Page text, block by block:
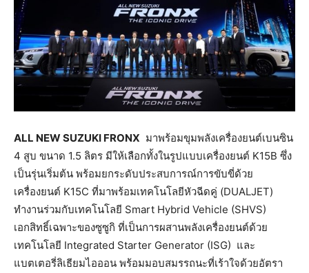
ALL NEW SUZUKI FRONX มาพร้อมขุมพลังเครื่องยนต์เบนซิน
4 สูบ ขนาด 1.5 ลิตร มีให้เลือกทั้งในรูปแบบเครื่องยนต์ K15B ซึ่ง
เป็นรุ่นเริ่มต้น พร้อมยกระดับประสบการณ์การขับขี่ด้วย
เครื่องยนต์ K15C ที่มาพร้อมเทคโนโลยีหัวฉีดคู่ (DUALJET)
ทำงานร่วมกับเทคโนโลยี Smart Hybrid Vehicle (SHVS)
เอกสิทธิ์เฉพาะของซูซูกิ ที่เป็นการผสานพลังเครื่องยนต์ด้วย
เทคโนโลยี Integrated Starter Generator (ISG) และ
แบตเตอรี่ลิเธียมไอออน พร้อมมอบสมรรถนะที่เร้าใจด้วยอัตรา